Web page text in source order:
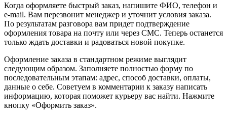
Когда оформляете быстрый заказ, напишите ФИО, телефон и
e-mail. Вам перезвонит менеджер и уточнит условия заказа.
По результатам разговора вам придет подтверждение
оформления товара на почту или через СМС. Теперь останется
только ждать доставки и радоваться новой покупке.
Оформление заказа в стандартном режиме выглядит
следующим образом. Заполняете полностью форму по
последовательным этапам: адрес, способ доставки, оплаты,
данные о себе. Советуем в комментарии к заказу написать
информацию, которая поможет курьеру вас найти. Нажмите
кнопку «Оформить заказ».